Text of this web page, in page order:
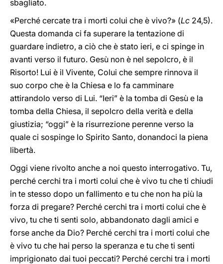
sbagliato.
«Perché cercate tra i morti colui che è vivo?» (Lc 24,5).
Questa domanda ci fa superare la tentazione di
guardare indietro, a ciò che è stato ieri, e ci spinge in
avanti verso il futuro. Gesù non è nel sepolcro, è il
Risorto! Lui è il Vivente, Colui che sempre rinnova il
suo corpo che è la Chiesa e lo fa camminare
attirandolo verso di Lui. “Ieri” è la tomba di Gesù e la
tomba della Chiesa, il sepolcro della verità e della
giustizia; “oggi” è la risurrezione perenne verso la
quale ci sospinge lo Spirito Santo, donandoci la piena
libertà.
Oggi viene rivolto anche a noi questo interrogativo. Tu,
perché cerchi tra i morti colui che è vivo tu che ti chiudi
in te stesso dopo un fallimento e tu che non ha più la
forza di pregare? Perché cerchi tra i morti colui che è
vivo, tu che ti senti solo, abbandonato dagli amici e
forse anche da Dio? Perché cerchi tra i morti colui che
è vivo tu che hai perso la speranza e tu che ti senti
imprigionato dai tuoi peccati? Perché cerchi tra i morti